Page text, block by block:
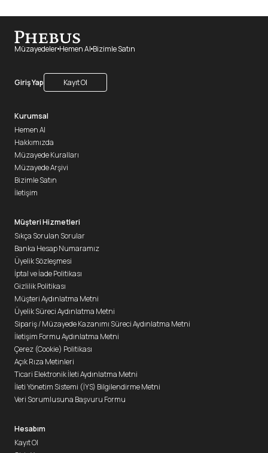
Müzayedeler Hemen Al Bizimle Satın
Giriş Yap Kayıt Ol
Kurumsal
Hemen Al
Hakkımızda
Müzayede Kuralları
Müzayede Arşivi
Bizimle Satın
İletişim
Müşteri Hizmetleri
Sıkça Sorulan Sorular
Banka Hesap Numaramız
Üyelik Sözleşmesi
İptal ve İade Politikası
Gizlilik Politikası
Müşteri Aydınlatma Metni
Üyelik Süreci Aydınlatma Metni
Sipariş / Müzayede Kazanımı Süreci Aydınlatma Metni
İletişim Formu Aydınlatma Metni
Çerez (Cookie) Politikası
Açık Rıza Metinleri
Ticari Elektronik İleti Aydınlatma Metni
İleti Yönetim Sistemi (İYS) Bilgilendirme Metni
Veri Sorumlusuna Başvuru Formu
Hesabım
Kayıt Ol